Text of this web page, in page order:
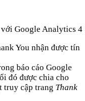
Google Analytics 4
You nhận được tín
báo cáo Google
đó được chia cho
truy cập trang Thank